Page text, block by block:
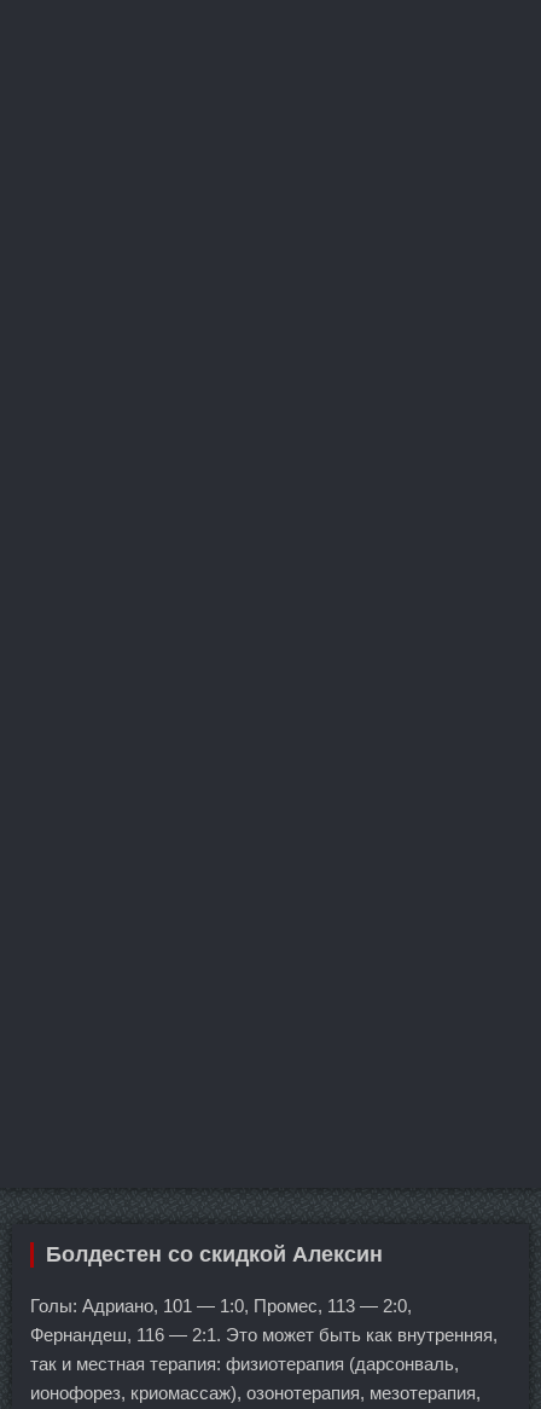
Болдестен со скидкой Алексин
Голы: Адриано, 101 — 1:0, Промес, 113 — 2:0,
Фернандеш, 116 — 2:1. Это может быть как внутренняя,
так и местная терапия: физиотерапия (дарсонваль,
ионофорез, криомассаж), озонотерапия, мезотерапия,